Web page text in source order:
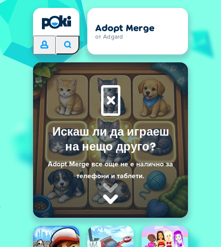
Adopt Merge
от Adgard
Искаш ли да играеш
на нещо друго?
Adopt Merge все още не е налично за
телефони и таблети.